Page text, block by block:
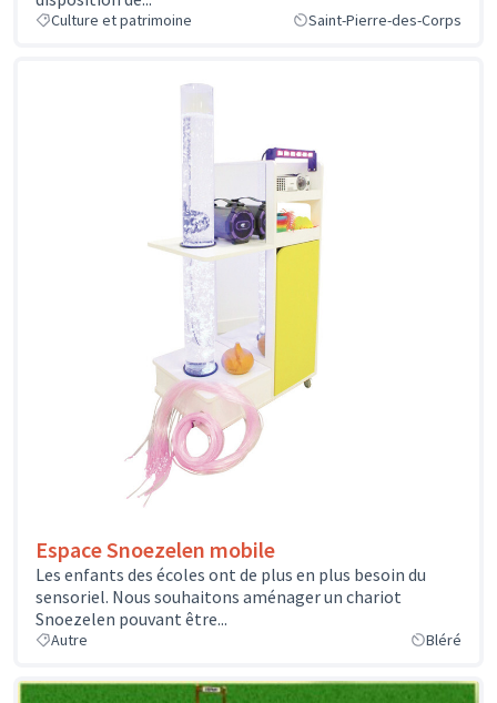
Culture et patrimoine Saint-Pierre-des-Corps
Espace Snoezelen mobile
Les enfants des écoles ont de plus en plus besoin du
sensoriel. Nous souhaitons aménager un chariot
Snoezelen pouvant être...
Autre Bléré